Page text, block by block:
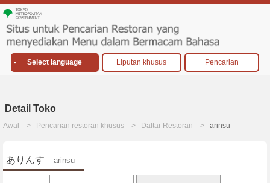
Select language Liputan khusus Pencarian
Detail Toko
Awal Pencarian restoran khusus Daftar Restoran arinsu
ありんす arinsu